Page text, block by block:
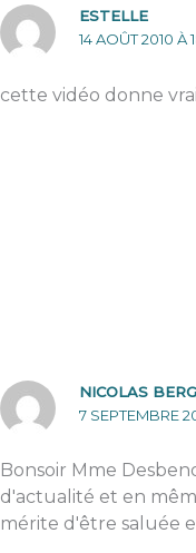
ESTELLE
14 AOÛT 2010 À
cette vidéo donne
NICOLAS
7 SEPTEMBRE
Bonsoir Mme
d'actualité et en
mérite d'être saluée